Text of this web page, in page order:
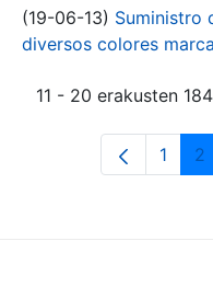
(19-06-13) Suministro
diversos colores
11 - 20 erakusten
1 2